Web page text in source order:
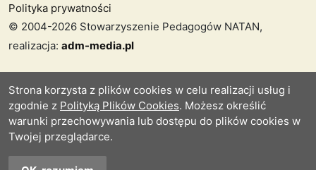
Polityka prywatności
© 2004-2026 Stowarzyszenie Pedagogów NATAN,
realizacja: adm-media.pl
Strona korzysta z plików cookies w celu realizacji usług i
zgodnie z Polityką Plików Cookies. Możesz określić
warunki przechowywania lub dostępu do plików cookies w
Twojej przeglądarce.